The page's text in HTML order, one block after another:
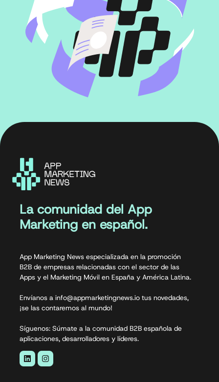
La comunidad del App
Marketing en español.
App Marketing News especializada en la promoción
B2B de empresas relacionadas con el sector de las
Apps y el Marketing Móvil en España y América Latina.
Envíanos a info@appmarketingnews.io tus novedades,
¡se las contaremos al mundo!
Síguenos: Súmate a la comunidad B2B española de
aplicaciones, desarrolladores y líderes.